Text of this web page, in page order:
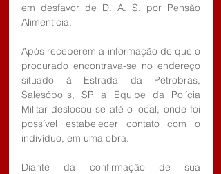
em desfavor de D. A. S. por Pensão
Alimentícia.
Após receberem a informação de que o
procurado encontrava-se no endereço
situado à Estrada da Petrobras,
Salesópolis, SP a Equipe da Polícia
Militar deslocou-se até o local, onde foi
possível estabelecer contato com o
indivíduo, em uma obra.
Diante da confirmação de sua